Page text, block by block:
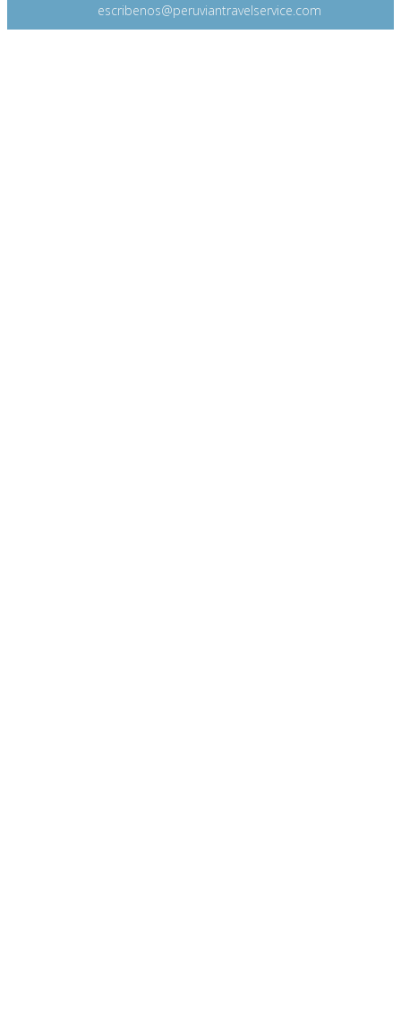
escribenos@peruviantravelservice.com